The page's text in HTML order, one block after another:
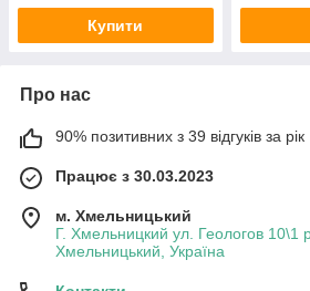
Купити
Про нас
90% позитивних з 39 відгуків за рік
Працює з 30.03.2023
м. Хмельницький
Г. Хмельницкий ул. Геологов 10\1
Хмельницький, Україна